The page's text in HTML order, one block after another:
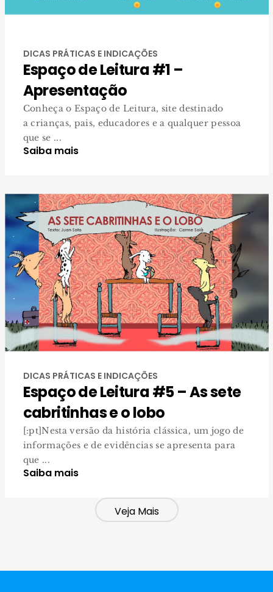
DICAS PRÁTICAS E INDICAÇÕES
Espaço de Leitura #1 –
Apresentação
Conheça o Espaço de Leitura, site destinado
a crianças, pais, educadores e a qualquer pessoa
que se ...
Saiba mais
DICAS PRÁTICAS E INDICAÇÕES
Espaço de Leitura #5 – As sete
cabritinhas e o lobo
[:pt]Nesta versão da história clássica, um jogo de
informações e de evidências se apresenta para
que ...
Saiba mais
Veja Mais